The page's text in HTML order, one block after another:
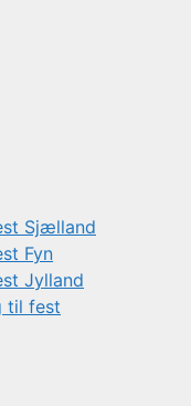
Sjælland
Fyn
Jylland
til fest